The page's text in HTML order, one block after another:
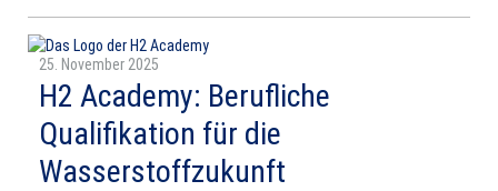
25. November 2025
H2 Academy: Berufliche
Qualifikation für die
Wasserstoffzukunft